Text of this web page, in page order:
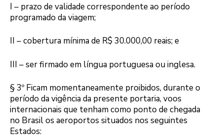
I – prazo de validade correspondente ao período
programado da viagem;
II – cobertura mínima de R$ 30.000,00 reais; e
III – ser firmado em língua portuguesa ou inglesa.
§ 3º Ficam momentaneamente proibidos, durante o
período da vigência da presente portaria, voos
internacionais que tenham como ponto de chegada
no Brasil os aeroportos situados nos seguintes
Estados: